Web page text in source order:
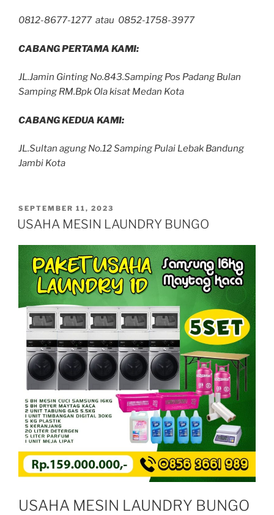
0812-8677-1277 atau 0852-1758-3977
CABANG PERTAMA KAMI:
JL.Jamin Ginting No.843.Samping Pos Padang Bulan
Samping RM.Bpk Ola kisat Medan Kota
CABANG KEDUA KAMI:
JL.Sultan agung No.12 Samping Pulai Lebak Bandung
Jambi Kota
SEPTEMBER 11, 2023
USAHA MESIN LAUNDRY BUNGO
USAHA MESIN LAUNDRY BUNGO